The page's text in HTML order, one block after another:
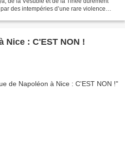
des intempéries d’une rare violence
Nice : C'EST NON !